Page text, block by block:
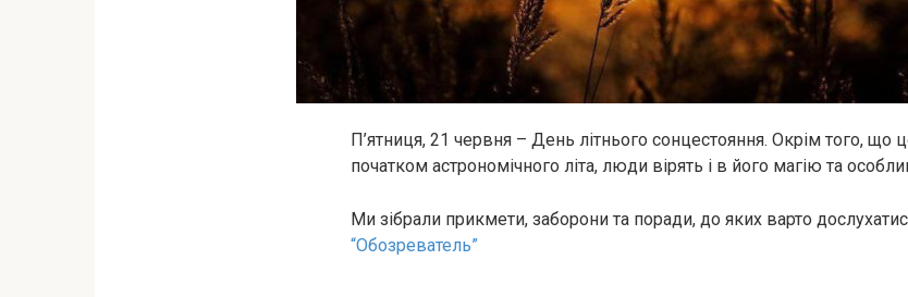
П’ятниця, 21 червня – День літнього сонцестояння. Окрім того,
початком астрономічного літа, люди вірять і в його магію та
Ми зібрали прикмети, заборони та поради, до яких варто
“Обозреватель”